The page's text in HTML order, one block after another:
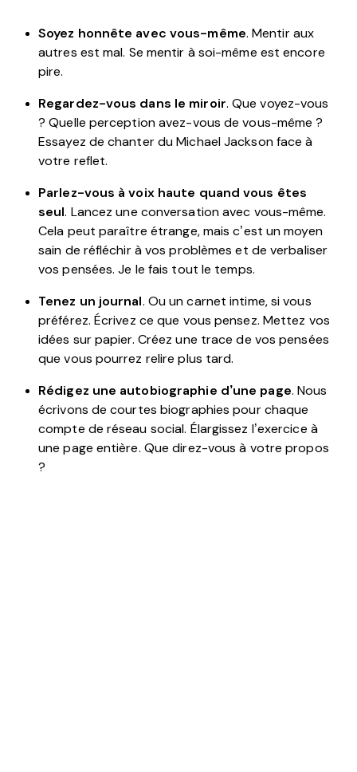
Soyez honnête avec vous-même. Mentir aux
autres est mal. Se mentir à soi-même est encore
pire.
Regardez-vous dans le miroir. Que voyez-vous
? Quelle perception avez-vous de vous-même ?
Essayez de chanter du Michael Jackson face à
votre reflet.
Parlez-vous à voix haute quand vous êtes
seul. Lancez une conversation avec vous-même.
Cela peut paraître étrange, mais c’est un moyen
sain de réfléchir à vos problèmes et de verbaliser
vos pensées. Je le fais tout le temps.
Tenez un journal. Ou un carnet intime, si vous
préférez. Écrivez ce que vous pensez. Mettez vos
idées sur papier. Créez une trace de vos pensées
que vous pourrez relire plus tard.
Rédigez une autobiographie d’une page. Nous
écrivons de courtes biographies pour chaque
compte de réseau social. Élargissez l’exercice à
une page entière. Que direz-vous à votre propos
?